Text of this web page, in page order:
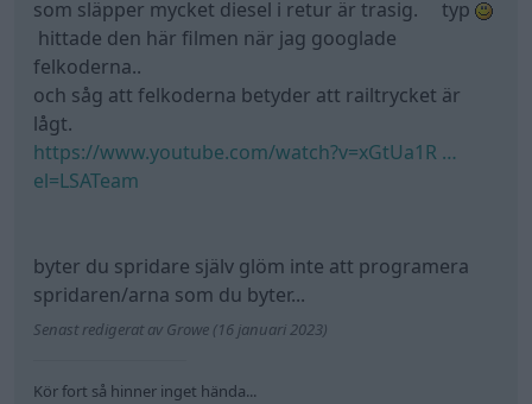
som släpper mycket diesel i retur är trasig. typ
hittade den här filmen när jag googlade
felkoderna..
och såg att felkoderna betyder att railtrycket är
lågt.
https://www.youtube.com/watch?v=xGtUa1R …
el=LSATeam
byter du spridare själv glöm inte att programera
spridaren/arna som du byter...
Senast redigerat av Growe (16 januari 2023)
Kör fort så hinner inget hända...